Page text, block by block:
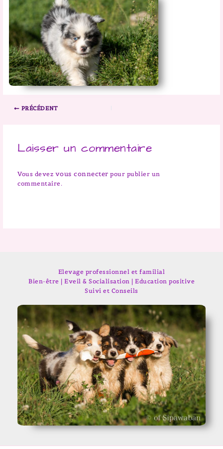
PRÉCÉDENT
Laisser un commentaire
Vous devez vous connecter pour publier un
commentaire.
Elevage professionnel et familial
Bien-être | Eveil & Socialisation | Education positive
Suivi et Conseils